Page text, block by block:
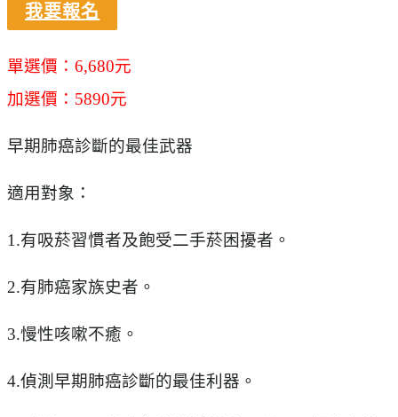
我要報名
單選價：6,680元
加選價：5890元
早期肺癌診斷的最佳武器
適用對象：
1.有吸菸習慣者及飽受二手菸困擾者。
2.有肺癌家族史者。
3.慢性咳嗽不癒。
4.偵測早期肺癌診斷的最佳利器。